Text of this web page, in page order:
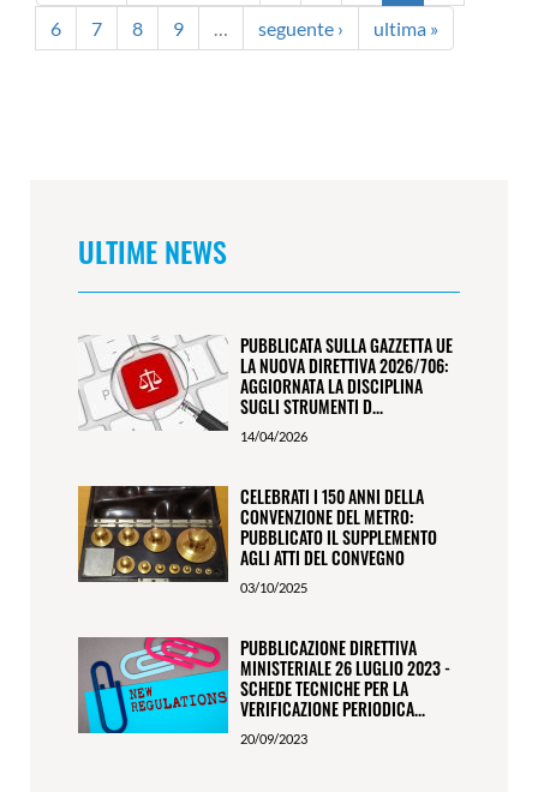
6
7 8 9 seguente › ultima »
ULTIME NEWS
PUBBLICATA SULLA GAZZETTA UE
LA NUOVA DIRETTIVA 2026/706:
AGGIORNATA LA DISCIPLINA
SUGLI STRUMENTI D...
14/04/2026
CELEBRATI I 150 ANNI DELLA
CONVENZIONE DEL METRO:
PUBBLICATO IL SUPPLEMENTO
AGLI ATTI DEL CONVEGNO
03/10/2025
PUBBLICAZIONE DIRETTIVA
MINISTERIALE 26 LUGLIO 2023 -
SCHEDE TECNICHE PER LA
VERIFICAZIONE PERIODICA...
20/09/2023